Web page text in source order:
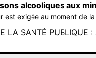
alcooliques aux
est exigée au moment de
LA SANTÉ PUBLIQUE